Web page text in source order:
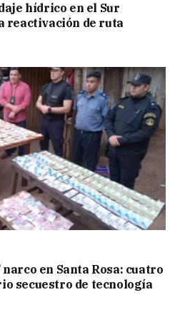
hídrico en el Sur
reactivación de ruta
en Santa Rosa: cuatro
secuestro de tecnología